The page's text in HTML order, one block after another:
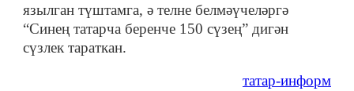
язылган түштамга, ә телне белмәүчеләргә
“Синең татарча беренче 150 сүзең” дигән
сүзлек тараткан.
татар-информ